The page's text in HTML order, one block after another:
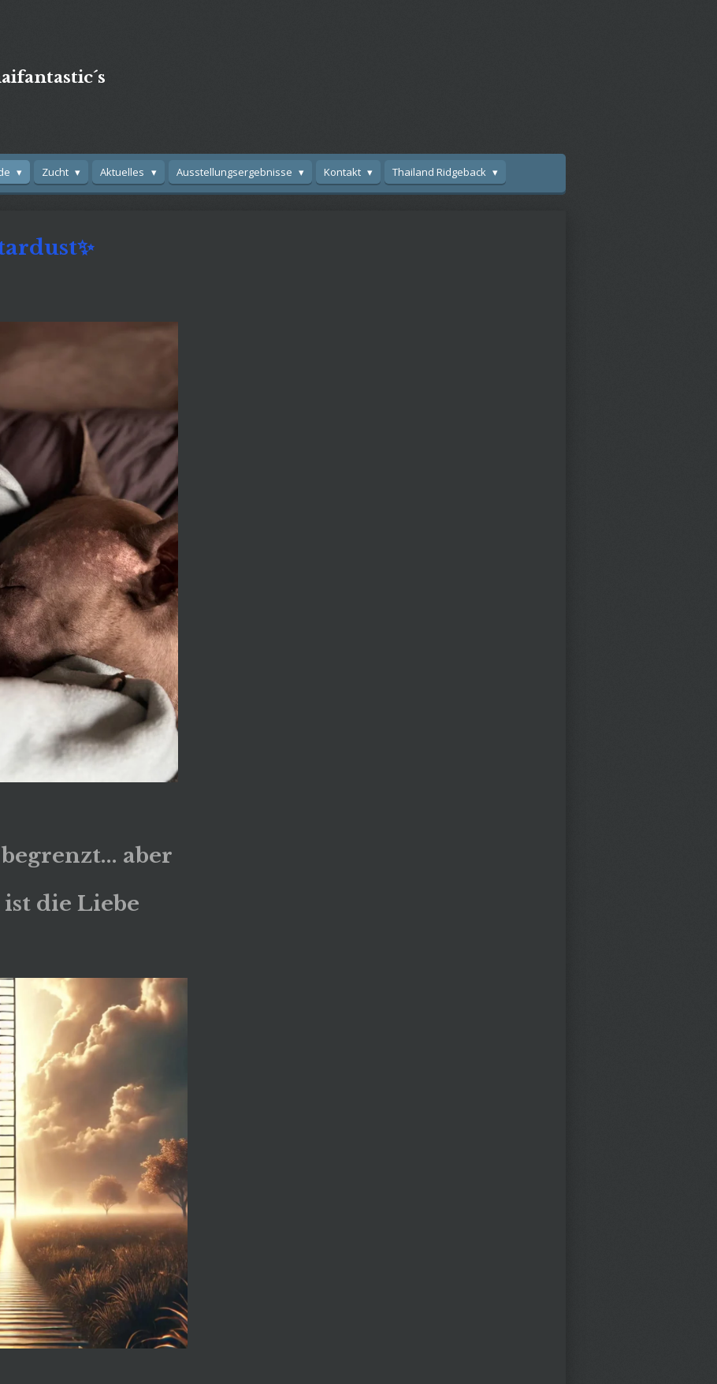
Zucht Aktuelles Ausstellungsergebnisse Kontakt Thailand Ridgeback
aber
die Liebe